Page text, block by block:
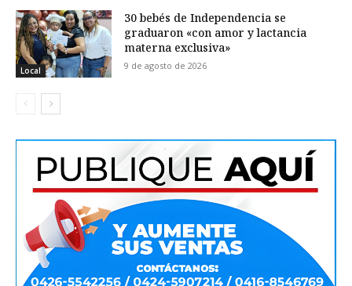
Local
30 bebés de Independencia se
graduaron «con amor y lactancia
materna exclusiva»
9 de agosto de 2026